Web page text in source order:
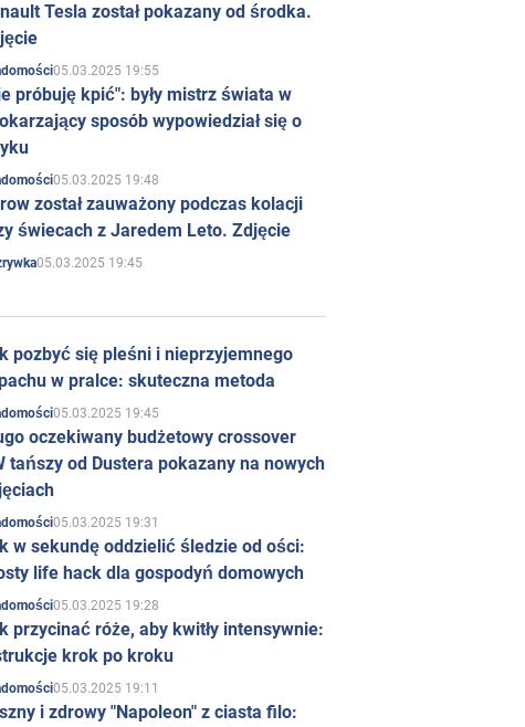
Tesla został pokazany od środka.
05.03.2025 19:55
próbuję kpić": były mistrz świata w
sposób wypowiedział się o
05.03.2025 19:48
został zauważony podczas kolacji
świecach z Jaredem Leto. Zdjęcie
05.03.2025 19:45
pozbyć się pleśni i nieprzyjemnego
w pralce: skuteczna metoda
05.03.2025 19:45
oczekiwany budżetowy crossover
tańszy od Dustera pokazany na nowych
05.03.2025 19:31
w sekundę oddzielić śledzie od ości:
life hack dla gospodyń domowych
05.03.2025 19:28
przycinać róże, aby kwitły intensywnie:
krok po kroku
05.03.2025 19:11
i zdrowy "Napoleon" z ciasta filo: